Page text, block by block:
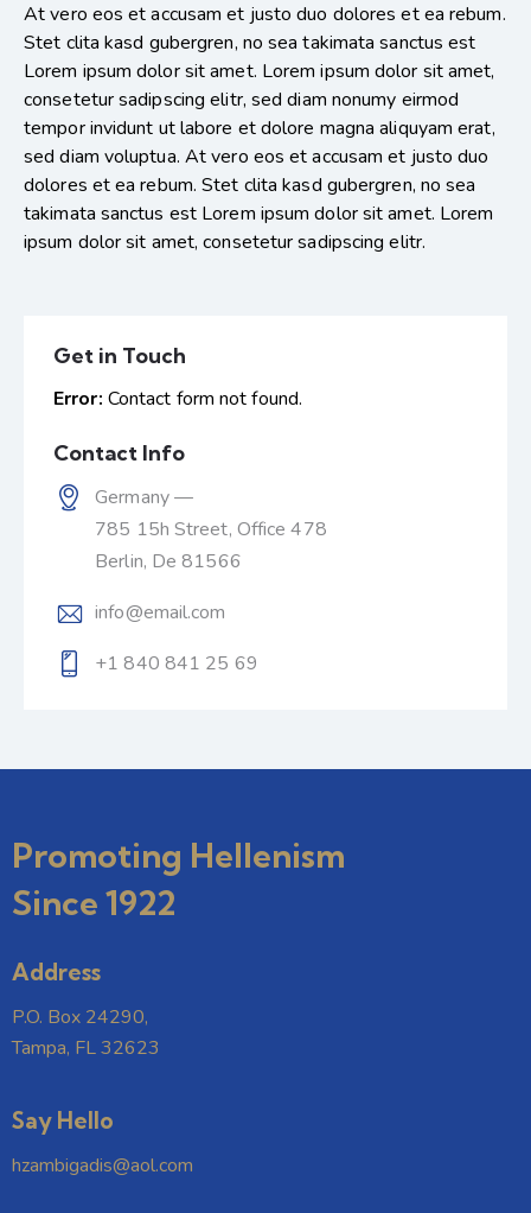
At vero eos et accusam et justo duo dolores et ea rebum.
Stet clita kasd gubergren, no sea takimata sanctus est
Lorem ipsum dolor sit amet. Lorem ipsum dolor sit amet,
consetetur sadipscing elitr, sed diam nonumy eirmod
tempor invidunt ut labore et dolore magna aliquyam erat,
sed diam voluptua. At vero eos et accusam et justo duo
dolores et ea rebum. Stet clita kasd gubergren, no sea
takimata sanctus est Lorem ipsum dolor sit amet. Lorem
ipsum dolor sit amet, consetetur sadipscing elitr.
Get in Touch
Error: Contact form not found.
Contact Info
Germany —
785 15h Street, Office 478
Berlin, De 81566
info@email.com
+1 840 841 25 69
Promoting Hellenism
Since 1922
Address
P.O. Box 24290,
Tampa, FL 32623
Say Hello
hzambigadis@aol.com